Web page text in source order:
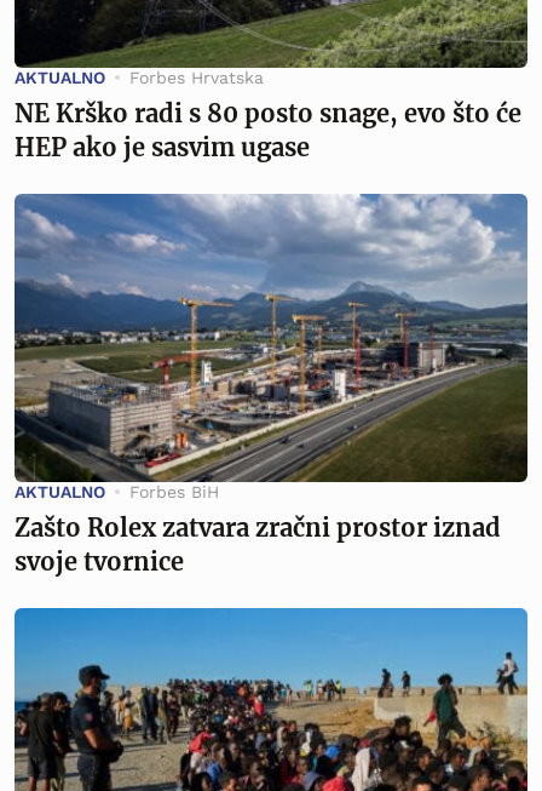
AKTUALNO Forbes Hrvatska
NE Krško radi s 80 posto snage, evo što će
HEP ako je sasvim ugase
AKTUALNO Forbes BiH
Zašto Rolex zatvara zračni prostor iznad
svoje tvornice